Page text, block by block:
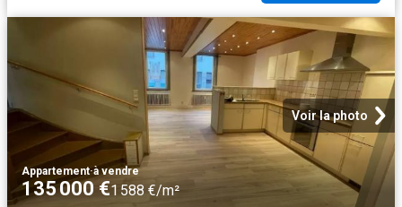
Voir la photo
Appartement·à vendre
135 000 €1 588 €/m²